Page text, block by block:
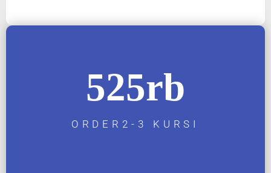
525rb
ORDER2-3 KURSI